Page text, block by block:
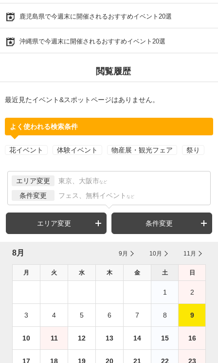
鹿児島県で今週末に開催されるおすすめイベント20選
沖縄県で今週末に開催されるおすすめイベント20選
閲覧履歴
最近見たイベント&スポットページはありません。
よく使われる検索条件
花イベント 体験イベント 物産展・観光フェア 祭り
エリア変更 東京、大阪市 など
条件変更 フェス、無料イベント など
エリア変更 条件変更
8月 9月 10月 11月
月 火 水 木 金 土 日
1 2
3 4 5 6 7 8 9
10 11 12 13 14 15 16
17 18 19 20 21 22 23